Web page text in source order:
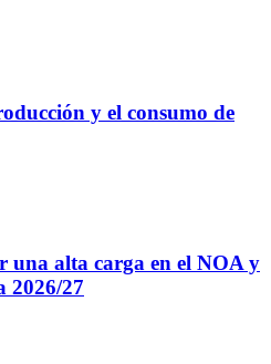
y el consumo de
alta carga en el NOA y
2026/27